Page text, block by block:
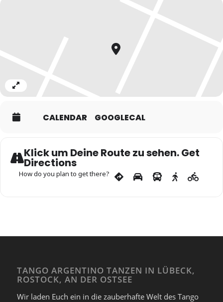
CALENDAR GOOGLECAL
Klick um Deine Route zu sehen. Get
Directions
How do you plan to get there?
TANGO ARGENTINO TANZEN IN LÜBECK,
ROSTOCK, AN DER OSTSEE
Wir laden Euch ein in die zauberhafte Welt des Tango